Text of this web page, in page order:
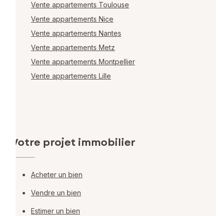
Vente appartements Toulouse
Vente appartements Nice
Vente appartements Nantes
Vente appartements Metz
Vente appartements Montpellier
Vente appartements Lille
Votre projet immobilier
Acheter un bien
Vendre un bien
Estimer un bien